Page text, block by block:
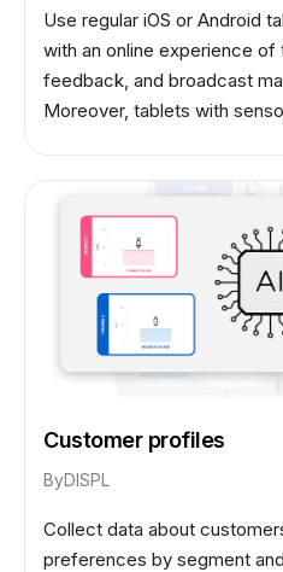
Use regular iOS or Android
with an online experience
feedback, and broadcast
Moreover, tablets with
interested in, and what
most effective.
Customer profiles
ByDISPL
Collect data about
preferences by segment